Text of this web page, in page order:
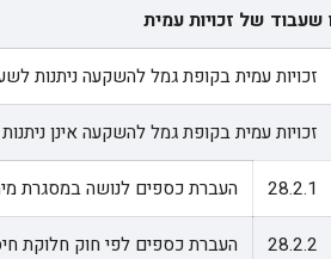
שעבוד של זכויות עמית
זכויות עמית בקופת גמל להשקעה ניתנות
זכויות עמית בקופת גמל להשקעה אינן
28.2.1 העברת כספים לנושה במסגרת מימוש שעבוד שנעשה לטובתו לפי הוראות
28.2.2 העברת כספים לפי חוק חלוקת